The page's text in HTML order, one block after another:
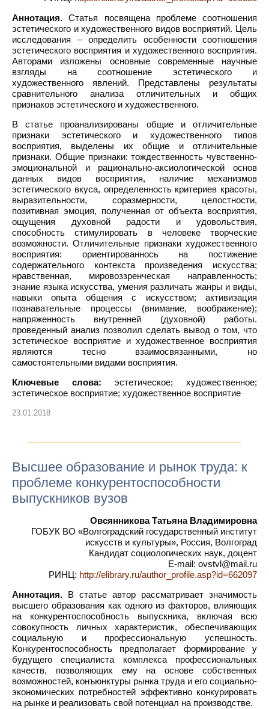
Аннотация. Статья посвящена проблеме соотношения
эстетического и художественного видов восприятий. Цель
исследования – определить особенности соотношения
эстетического восприятия и художественного восприятия.
Авторами изложены основные современные научные
взгляды на соотношение эстетического и
художественного явлений. Представлены результаты
сравнительного анализа отличительных и общих
признаков эстетического и художественного.
В статье проанализированы общие и отличительные
признаки эстетического и художественного типов
восприятия, выделены их общие и отличительные
признаки. Общие признаки: тождественность чувственно-
эмоциональной и рационально-аксиологической основ
данных видов восприятия, наличие механизмов
эстетического вкуса, определенность критериев красоты,
выразительности, соразмерности, целостности,
позитивная эмоция, полученная от объекта восприятия,
ощущения духовной радости и удовольствия,
способность стимулировать в человеке творческие
возможности. Отличительные признаки художественного
восприятия: ориентированнось на постижение
содержательного контекста произведения искусства;
нравственная, мировоззренческая направленность;
знание языка искусства, умения различать жанры и виды,
навыки опыта общения с искусством; активизация
познавательные процессы (внимание, воображение);
напряженность внутренней (духовной) работы.
проведенный анализ позволил сделать вывод о том, что
эстетическое восприятие и художественное восприятия
являются тесно взаимосвязанными, но
самостоятельными видами восприятия.
Ключевые слова: эстетическое; художественное;
эстетическое восприятие; художественное восприятие
23.01.2018
Высшее образование и рынок труда: к
проблеме конкурентоспособности
выпускников вузов
Овсянникова Татьяна Владимировна
ГОБУК ВО «Волгоградский государственный институт
искусств и культуры», Россия, Волгоград
Кандидат социологических наук, доцент
E-mail: ovstvl@mail.ru
РИНЦ: http://elibrary.ru/author_profile.asp?id=662097
Аннотация. В статье автор рассматривает значимость
высшего образования как одного из факторов, влияющих
на конкурентоспособность выпускника, включая всю
совокупность личных характеристик, обеспечивающих
социальную и профессиональную успешность.
Конкурентоспособность предполагает формирование у
будущего специалиста комплекса профессиональных
качеств, позволяющих ему на основе собственных
возможностей, конъюнктуры рынка труда и его социально-
экономических потребностей эффективно конкурировать
на рынке и реализовать свой потенциал на производстве.